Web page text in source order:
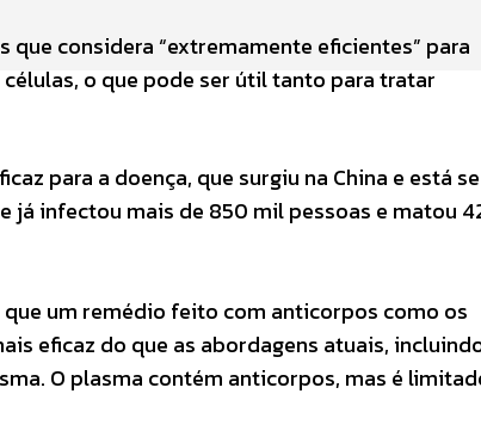
considera “extremamente eficientes” para
o que pode ser útil tanto para tratar
para a doença, que surgiu na China e está se
infectou mais de 850 mil pessoas e matou
que um remédio feito com anticorpos como os
eficaz do que as abordagens atuais,
O plasma contém anticorpos, mas é